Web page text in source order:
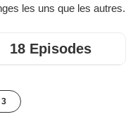
les uns que les autres.
18 Episodes